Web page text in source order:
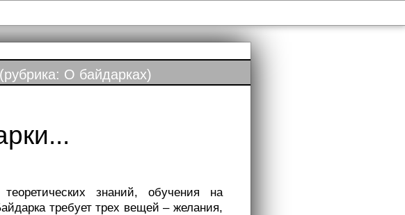
О байдарках)
знаний, обучения на
требует трех вещей – желания,